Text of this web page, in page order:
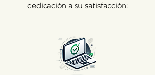
dedicación a su satisfacción: